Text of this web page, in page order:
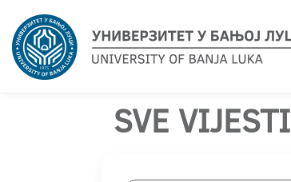
SVE VIJESTI